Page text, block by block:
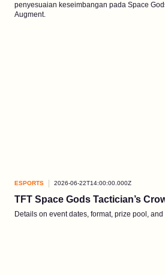
penyesuaian keseimbangan pada Space
Augment.
ESPORTS 2026-06-22T14:00:00.000Z
TFT Space Gods Tactician’s
Details on event dates, format, prize pool, and